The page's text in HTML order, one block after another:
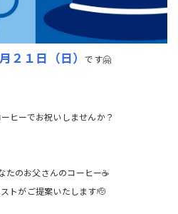
２１日（日）です🤗
ヒーでお祝いしませんか？
たのお父さんのコーヒー☕
トがご提案いたします🫡